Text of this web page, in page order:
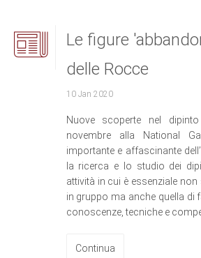
Le figure
delle Rocce
10 Jan 2020
Nuove scoperte nel
novembre alla National
importante e affascinante
la ricerca e lo studio dei
attività in cui è essenziale
in gruppo ma anche quella di
conoscenze, tecniche e
Continua